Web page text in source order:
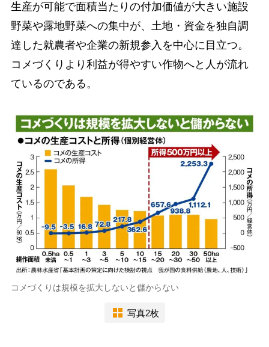
生産が可能で面積当たりの付加価値が大きい施設
野菜や露地野菜への集中が、土地・資金を独自調
達した就農者や企業の新規参入を中心に目立つ。
コメづくりより利益が得やすい作物へと人が流れ
ているのである。
コメづくりは規模を拡大しないと儲からない
写真2枚